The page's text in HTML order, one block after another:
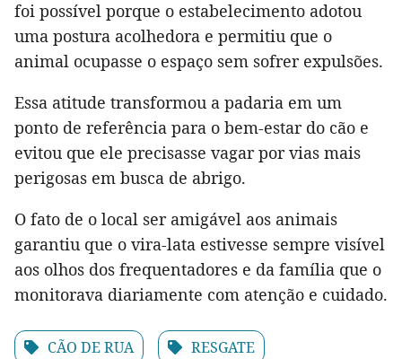
foi possível porque o estabelecimento adotou
uma postura acolhedora e permitiu que o
animal ocupasse o espaço sem sofrer expulsões.
Essa atitude transformou a padaria em um
ponto de referência para o bem-estar do cão e
evitou que ele precisasse vagar por vias mais
perigosas em busca de abrigo.
O fato de o local ser amigável aos animais
garantiu que o vira-lata estivesse sempre visível
aos olhos dos frequentadores e da família que o
monitorava diariamente com atenção e cuidado.
CÃO DE RUA RESGATE